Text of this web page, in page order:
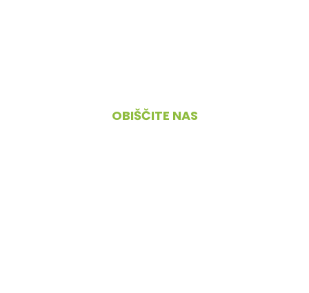
OBIŠČITE NAS